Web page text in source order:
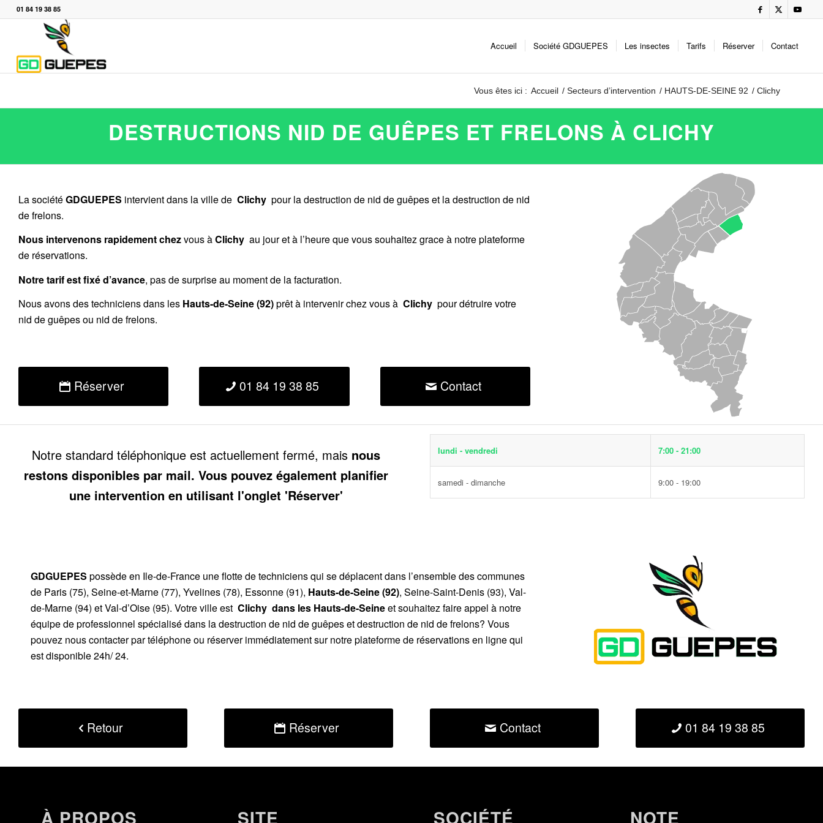
01 84 19 38 85
Accueil Société GDGUEPES Les insectes Tarifs Réserver Contact
Vous êtes ici : Accueil / Secteurs d’intervention / HAUTS-DE-SEINE 92 / Clichy
DESTRUCTIONS NID DE GUÊPES ET FRELONS À CLICHY
La sociétéGDGUEPES intervient dans la ville de Clichy pour la destruction de nid de guêpes et la destruction de nid
de frelons.
Nous intervenons rapidement chezvous àClichy au jour et à l’heure que vous souhaitez grace à notre plateforme
de réservations.
Notre tarif est fixé d’avance, pas de surprise au moment de la facturation.
Nous avons des techniciens dans les Hauts-de-Seine(92)prêt à intervenir chez vous à Clichy pour détruire votre
nid de guêpes ou nid de frelons.
Réserver 01 84 19 38 85 Contact
Notre standard téléphonique est actuellement fermé, mais nous
restons disponibles par mail. Vous pouvez également planifier
une intervention en utilisant l'onglet 'Réserver'
lundi - vendredi 7:00 - 21:00
samedi - dimanche 9:00 - 19:00
GDGUEPES possède en Ile-de-France une flotte de techniciens qui se déplacent dans l’ensemble des communes
de Paris (75), Seine-et-Marne (77), Yvelines (78), Essonne (91), Hauts-de-Seine (92), Seine-Saint-Denis (93), Val-
de-Marne (94) et Val-d’Oise (95). Votre ville est Clichy dans les Hauts-de-Seineet souhaitez faire appel à notre
équipe de professionnel spécialisé dans la destruction de nid de guêpes et destruction de nid de frelons? Vous
pouvez nous contacter par téléphone ou réserver immédiatement sur notre plateforme de réservations en ligne qui
est disponible 24h/ 24.
Retour Réserver Contact 01 84 19 38 85
À PROPOS SITE SOCIÉTÉ NOTE